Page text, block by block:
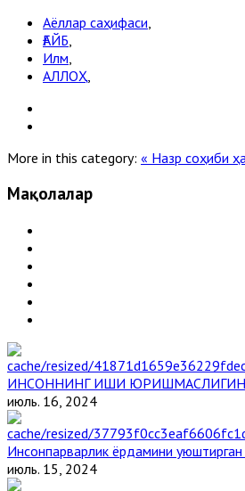
Аёллар саҳифаси
ҒАЙБ
Илм
АЛЛОҲ
More in this category: « Назр соҳиби
Мақолалар
ИНСОННИНГ ИШИ ЮРИШМАСЛИГИНИ
июль. 16, 2024
Инсонпарварлик ёрдамини
июль. 15, 2024